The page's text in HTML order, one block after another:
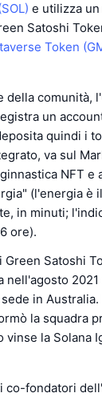
e utilizza
Satoshi
Token
della comunità,
un
quindi i
va sul
NFT e
(l'energia è
in minuti;
ore).
Satoshi
nell'agosto
in
la squadra
la Solana
co-fondatori